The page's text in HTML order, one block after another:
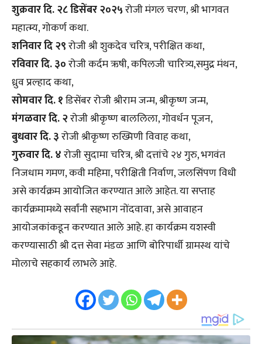
शुक्रवार दि. २८डिसेंबर २०२५रोजी मंगल चरण, श्री भागवत
महात्म्य, गोकर्ण कथा.
शनिवार दि २९रोजी श्री शुकदेव चरित्र, परीक्षित कथा,
रविवार दि. ३०रोजी कर्दम ऋषी, कपिलजी चारित्र्य,समुद्र मंथन,
ध्रुव प्रल्हाद कथा,
सोमवार दि. १डिसेंबर रोजी श्रीराम जन्म, श्रीकृष्ण जन्म,
मंगळवार दि. २रोजी श्रीकृष्ण बाललिला, गोवर्धन पूजन,
बुधवार दि. ३रोजी श्रीकृष्ण रुख्मिणी विवाह कथा,
गुरुवार दि. ४रोजी सुदामा चरित्र, श्री दत्तांचे २४ गुरु, भगवंत
निजधाम गमण, कवी महिमा, परीक्षिती निर्वाण, जलसिंपण विधी
असे कार्यक्रम आयोजित करण्यात आले आहेत. या सप्ताह
कार्यक्रमामध्ये सर्वांनी सहभाग नोंदवावा, असे आवाहन
आयोजकांकडून करण्यात आले आहे. हा कार्यक्रम यशस्वी
करण्यासाठी श्री दत्त सेवा मंडळ आणि बोरिपार्धी ग्रामस्थ यांचे
मोलाचे सहकार्य लाभले आहे.